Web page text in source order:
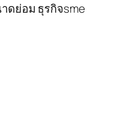
ดย่อม ธุรกิจsme